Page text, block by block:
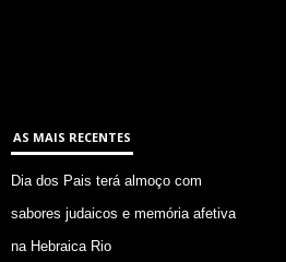
AS MAIS RECENTES
Dia dos Pais terá almoço com
sabores judaicos e memória afetiva
na Hebraica Rio